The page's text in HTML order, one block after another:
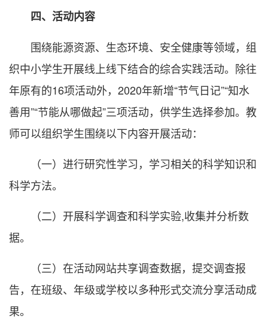
四、活动内容
围绕能源资源、生态环境、安全健康等领域，组
织中小学生开展线上线下结合的综合实践活动。除往
年原有的16项活动外，2020年新增“节气日记”“知水
善用”“节能从哪做起”三项活动，供学生选择参加。教
师可以组织学生围绕以下内容开展活动：
（一）进行研究性学习，学习相关的科学知识和
科学方法。
（二）开展科学调查和科学实验,收集并分析数
据。
（三）在活动网站共享调查数据，提交调查报
告，在班级、年级或学校以多种形式交流分享活动成
果。